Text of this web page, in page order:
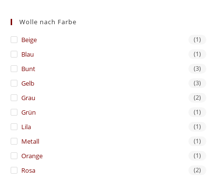
Wolle nach Farbe
Beige (1)
Blau (1)
Bunt (3)
Gelb (3)
Grau (2)
Grün (1)
Lila (1)
Metall (1)
Orange (1)
Rosa (2)